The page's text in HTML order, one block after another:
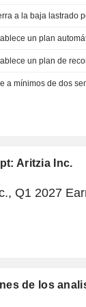
a la baja lastrado
un plan
un plan de
a mínimos de dos
Aritzia Inc.
Q1 2027
de los